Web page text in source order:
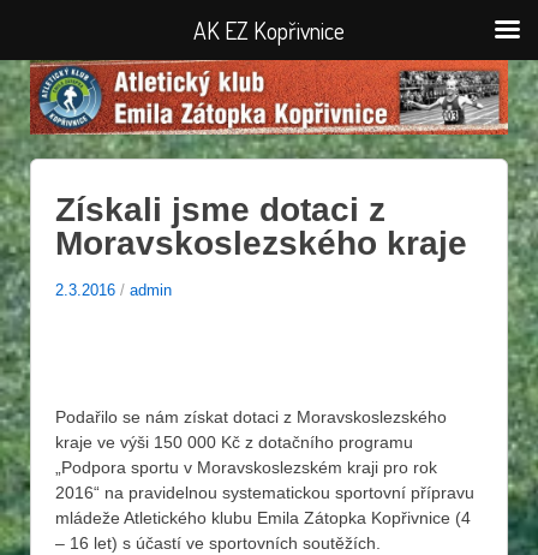
Získali jsme dotaci z
Moravskoslezského kraje
2.3.2016 / admin
Podařilo se nám získat dotaci z Moravskoslezského
kraje ve výši 150 000 Kč z dotačního programu
„Podpora sportu v Moravskoslezském kraji pro rok
2016“ na pravidelnou systematickou sportovní přípravu
mládeže Atletického klubu Emila Zátopka Kopřivnice (4
– 16 let) s účastí ve sportovních soutěžích.
AK EZ Kopřivnice